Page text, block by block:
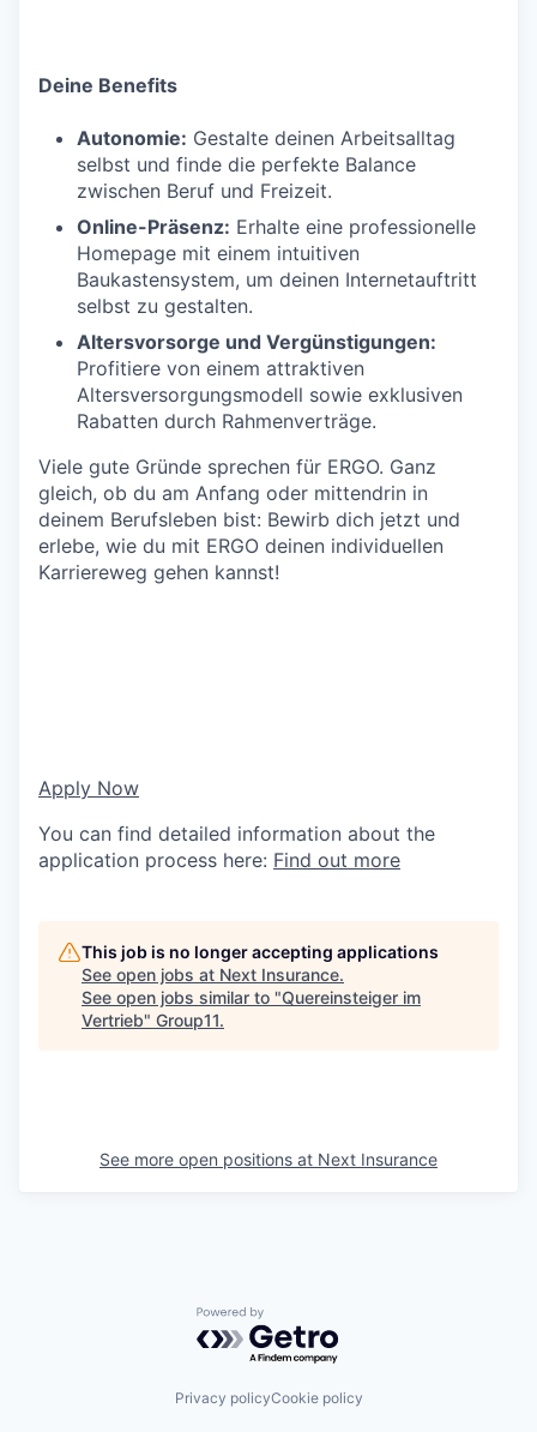
Deine Benefits
Autonomie: Gestalte deinen Arbeitsalltag
selbst und finde die perfekte Balance
zwischen Beruf und Freizeit.
Online-Präsenz: Erhalte eine professionelle
Homepage mit einem intuitiven
Baukastensystem, um deinen Internetauftritt
selbst zu gestalten.
Altersvorsorge und Vergünstigungen:
Profitiere von einem attraktiven
Altersversorgungsmodell sowie exklusiven
Rabatten durch Rahmenverträge.
Viele gute Gründe sprechen für ERGO. Ganz
gleich, ob du am Anfang oder mittendrin in
deinem Berufsleben bist: Bewirb dich jetzt und
erlebe, wie du mit ERGO deinen individuellen
Karriereweg gehen kannst!
Apply Now
You can find detailed information about the
application process here: Find out more
This job is no longer accepting applications
See open jobs at Next Insurance.
See open jobs similar to "Quereinsteiger im
Vertrieb" Group11.
See more open positions at Next Insurance
Powered by Getro.com
Privacy policyCookie policy